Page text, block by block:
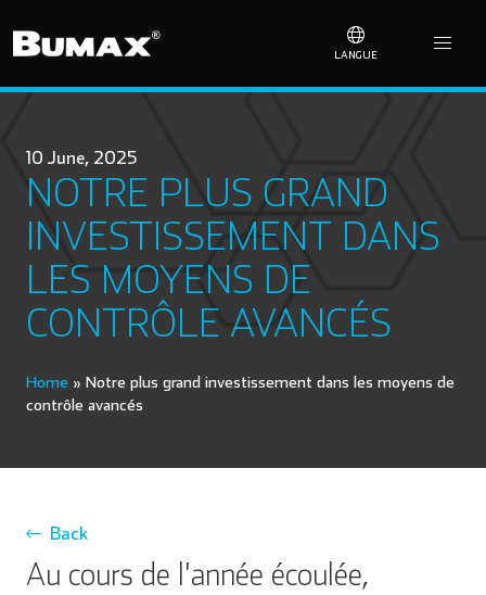
LANGUE
10 June, 2025
NOTRE PLUS GRAND
INVESTISSEMENT DANS
LES MOYENS DE
CONTRÔLE AVANCÉS
Home » Notre plus grand investissement dans les moyens de
contrôle avancés
Back
Au cours de l'année écoulée,